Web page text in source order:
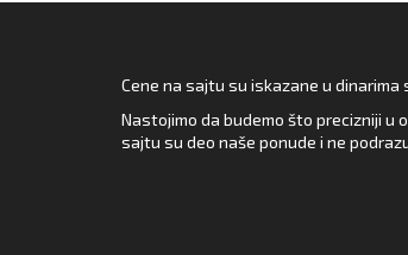
Cene na sajtu su iskazane u
Nastojimo da budemo što precizniji u
sajtu su deo naše ponude i ne